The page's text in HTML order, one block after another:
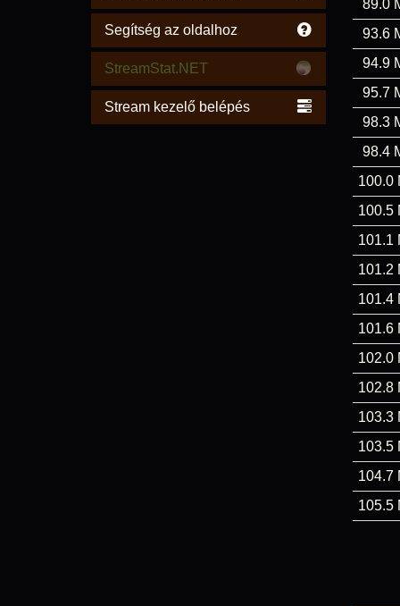
Segítség az oldalhoz
StreamStat.NET
Stream kezelő belépés
89.0
93.6
94.9
95.7
98.3
98.4
100.0
100.5
101.1
101.2
101.4
101.6
102.0
102.8
103.3
103.5
104.7
105.5